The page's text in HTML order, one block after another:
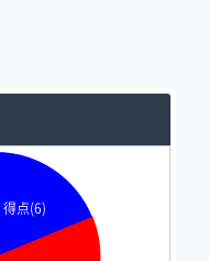
得点(6)